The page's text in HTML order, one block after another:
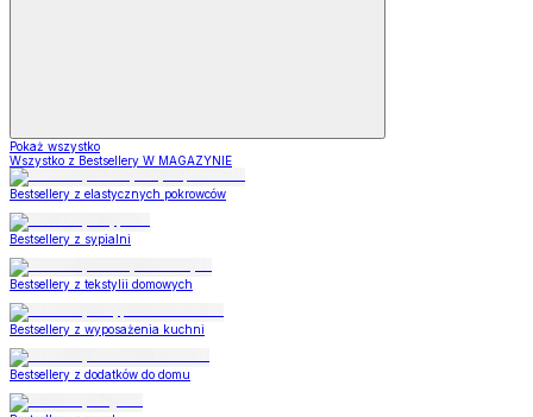
Pokaż wszystko
Wszystko z Bestsellery W MAGAZYNIE
Bestsellery z elastycznych pokrowców
Bestsellery z sypialni
Bestsellery z tekstylii domowych
Bestsellery z wyposażenia kuchni
Bestsellery z dodatków do domu